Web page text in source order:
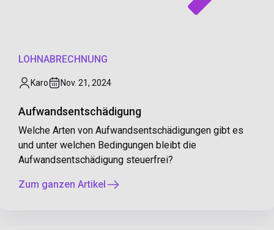
LOHNABRECHNUNG
Karo Nov. 21, 2024
Aufwandsentschädigung
Welche Arten von Aufwandsentschädigungen gibt es
und unter welchen Bedingungen bleibt die
Aufwandsentschädigung steuerfrei?
Zum ganzen Artikel